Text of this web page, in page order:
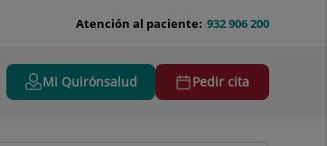
932 906 200
Atención al paciente:
Mi Quirónsalud Pedir cita